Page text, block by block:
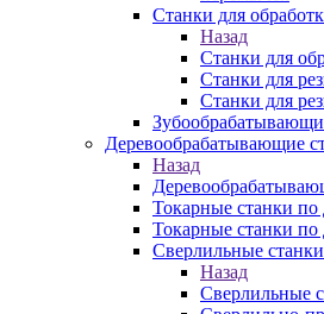
Станки для
Назад
Станки для
Станки для
Станки для
Деревообрабатывающие
Назад
Токарные станки по
Токарные станки
Сверлильные
Назад
Сверлильные